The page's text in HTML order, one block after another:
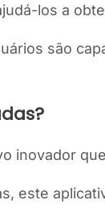
los a
são
inovador
este